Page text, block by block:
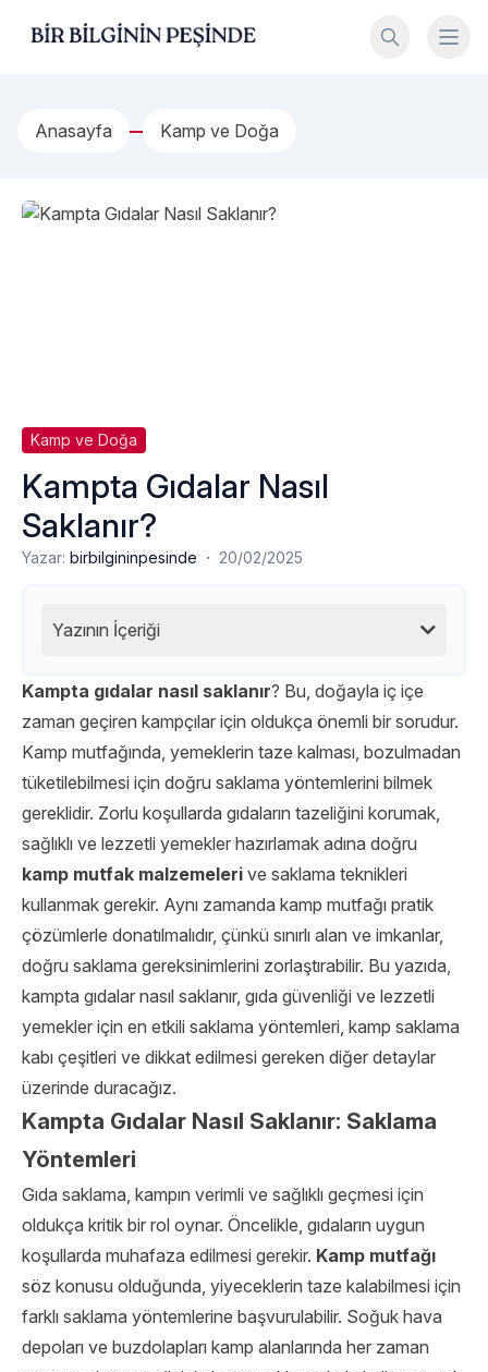
Bir Bilginin Peşinde!
Anasayfa Kamp ve Doğa
Kamp ve Doğa
Kampta Gıdalar Nasıl
Saklanır?
Yazar: birbilgininpesinde · 20/02/2025
Yazının İçeriği
Kampta gıdalar nasıl saklanır? Bu, doğayla iç içe
zaman geçiren kampçılar için oldukça önemli bir sorudur.
Kamp mutfağında, yemeklerin taze kalması, bozulmadan
tüketilebilmesi için doğru saklama yöntemlerini bilmek
gereklidir. Zorlu koşullarda gıdaların tazeliğini korumak,
sağlıklı ve lezzetli yemekler hazırlamak adına doğru
kamp mutfak malzemeleri ve saklama teknikleri
kullanmak gerekir. Aynı zamanda kamp mutfağı pratik
çözümlerle donatılmalıdır, çünkü sınırlı alan ve imkanlar,
doğru saklama gereksinimlerini zorlaştırabilir. Bu yazıda,
kampta gıdalar nasıl saklanır, gıda güvenliği ve lezzetli
yemekler için en etkili saklama yöntemleri, kamp saklama
kabı çeşitleri ve dikkat edilmesi gereken diğer detaylar
üzerinde duracağız.
Kampta Gıdalar Nasıl Saklanır: Saklama
Yöntemleri
Gıda saklama, kampın verimli ve sağlıklı geçmesi için
oldukça kritik bir rol oynar. Öncelikle, gıdaların uygun
koşullarda muhafaza edilmesi gerekir. Kamp mutfağı
söz konusu olduğunda, yiyeceklerin taze kalabilmesi için
farklı saklama yöntemlerine başvurulabilir. Soğuk hava
depoları ve buzdolapları kamp alanlarında her zaman